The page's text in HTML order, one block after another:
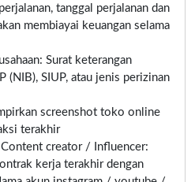
tanggal perjalanan dan
membiayai keuangan selama
Surat keterangan
(NIB), SIUP, atau jenis perizinan
screenshot toko online
terakhir
Content creator / Influencer:
kerja terakhir dengan